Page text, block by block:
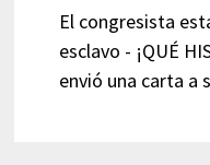
El congresista
esclavo - ¡QUÉ
envió una carta a